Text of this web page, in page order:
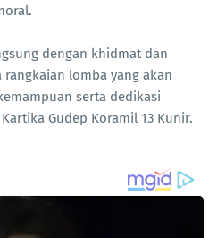
dengan khidmat dan
lomba yang akan
serta dedikasi
Gudep Koramil 13 Kunir.